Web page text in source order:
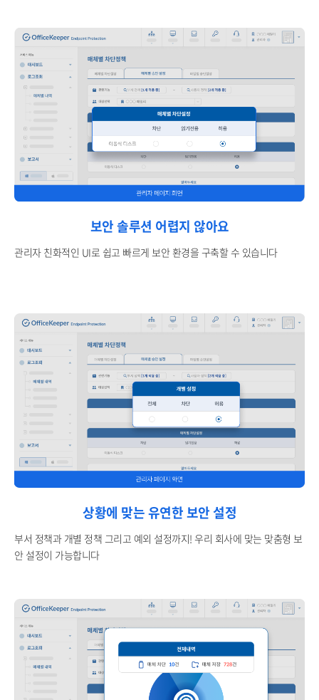
보안 솔루션 어렵지 않아요
관리자 친화적인 UI로 쉽고 빠르게 보안 환경을 구축할 수 있습니다
상황에 맞는 유연한 보안 설정
부서 정책과 개별 정책 그리고 예외 설정까지! 우리 회사에 맞는 맞춤형 보
안 설정이 가능합니다